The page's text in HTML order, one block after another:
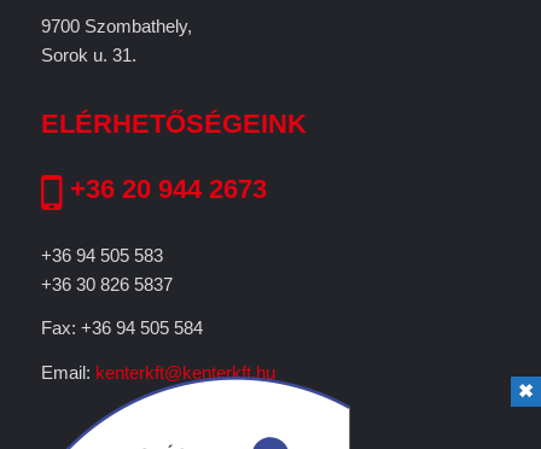
9700 Szombathely,
Sorok u. 31.
ELÉRHETŐSÉGEINK
+36 20 944 2673
+36 94 505 583
+36 30 826 5837
Fax: +36 94 505 584
Email: kenterkft@kenterkft.hu